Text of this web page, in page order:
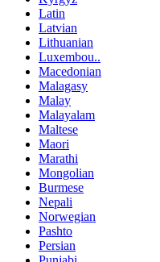
Latin
Latvian
Lithuanian
Luxembou..
Macedonian
Malagasy
Malay
Malayalam
Maltese
Maori
Marathi
Mongolian
Burmese
Nepali
Norwegian
Pashto
Persian